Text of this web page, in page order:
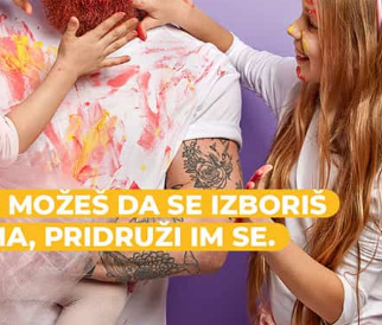
s.Oliver - BEO Shopping Center
Vojislava Ilića 141
Dečija odeća, Odeća